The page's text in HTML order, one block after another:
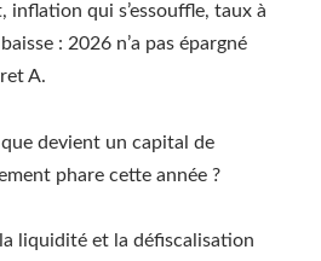
inflation qui s’essouffle, taux à
: 2026 n’a pas épargné
A.
devient un capital de
phare cette année ?
liquidité et la défiscalisation